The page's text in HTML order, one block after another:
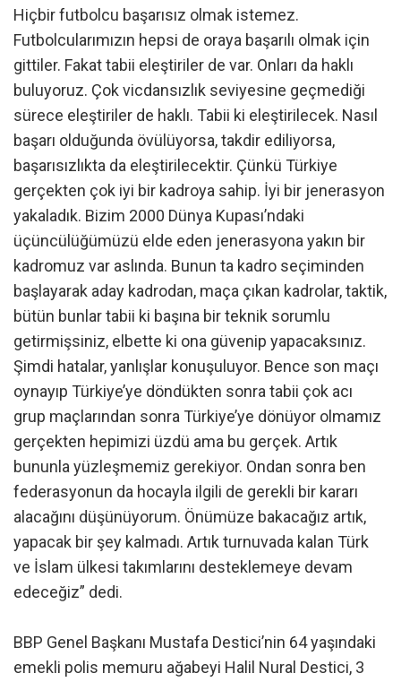
Hiçbir futbolcu başarısız olmak istemez.
Futbolcularımızın hepsi de oraya başarılı olmak için
gittiler. Fakat tabii eleştiriler de var. Onları da haklı
buluyoruz. Çok vicdansızlık seviyesine geçmediği
sürece eleştiriler de haklı. Tabii ki eleştirilecek. Nasıl
başarı olduğunda övülüyorsa, takdir ediliyorsa,
başarısızlıkta da eleştirilecektir. Çünkü Türkiye
gerçekten çok iyi bir kadroya sahip. İyi bir jenerasyon
yakaladık. Bizim 2000 Dünya Kupası’ndaki
üçüncülüğümüzü elde eden jenerasyona yakın bir
kadromuz var aslında. Bunun ta kadro seçiminden
başlayarak aday kadrodan, maça çıkan kadrolar, taktik,
bütün bunlar tabii ki başına bir teknik sorumlu
getirmişsiniz, elbette ki ona güvenip yapacaksınız.
Şimdi hatalar, yanlışlar konuşuluyor. Bence son maçı
oynayıp Türkiye’ye döndükten sonra tabii çok acı
grup maçlarından sonra Türkiye’ye dönüyor olmamız
gerçekten hepimizi üzdü ama bu gerçek. Artık
bununla yüzleşmemiz gerekiyor. Ondan sonra ben
federasyonun da hocayla ilgili de gerekli bir kararı
alacağını düşünüyorum. Önümüze bakacağız artık,
yapacak bir şey kalmadı. Artık turnuvada kalan Türk
ve İslam ülkesi takımlarını desteklemeye devam
edeceğiz” dedi.
BBP Genel Başkanı Mustafa Destici’nin 64 yaşındaki
emekli polis memuru ağabeyi Halil Nural Destici, 3